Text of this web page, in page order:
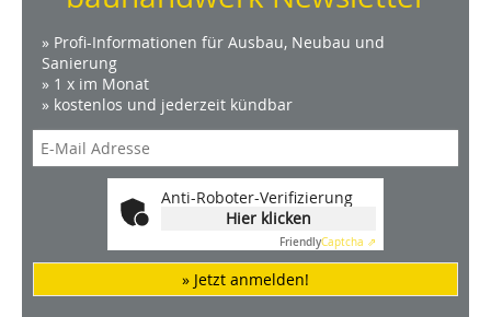
» Profi-Informationen für Ausbau, Neubau und
Sanierung
» 1 x im Monat
» kostenlos und jederzeit kündbar
Anti-Roboter-Verifizierung
Hier klicken
FriendlyCaptcha ⇗
» Jetzt anmelden!